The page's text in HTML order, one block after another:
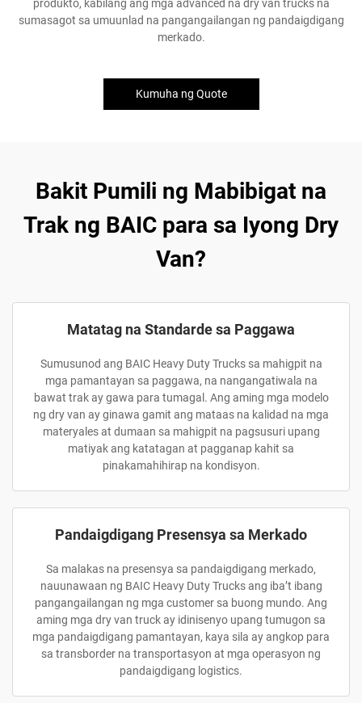
produkto, kabilang ang mga advanced na dry van trucks na
sumasagot sa umuunlad na pangangailangan ng pandaigdigang
merkado.
Kumuha ng Quote
Bakit Pumili ng Mabibigat na
Trak ng BAIC para sa Iyong Dry
Van?
Matatag na Standarde sa Paggawa
Sumusunod ang BAIC Heavy Duty Trucks sa mahigpit na
mga pamantayan sa paggawa, na nangangatiwala na
bawat trak ay gawa para tumagal. Ang aming mga modelo
ng dry van ay ginawa gamit ang mataas na kalidad na mga
materyales at dumaan sa mahigpit na pagsusuri upang
matiyak ang katatagan at pagganap kahit sa
pinakamahihirap na kondisyon.
Pandaigdigang Presensya sa Merkado
Sa malakas na presensya sa pandaigdigang merkado,
nauunawaan ng BAIC Heavy Duty Trucks ang iba’t ibang
pangangailangan ng mga customer sa buong mundo. Ang
aming mga dry van truck ay idinisenyo upang tumugon sa
mga pandaigdigang pamantayan, kaya sila ay angkop para
sa transborder na transportasyon at mga operasyon ng
pandaigdigang logistics.